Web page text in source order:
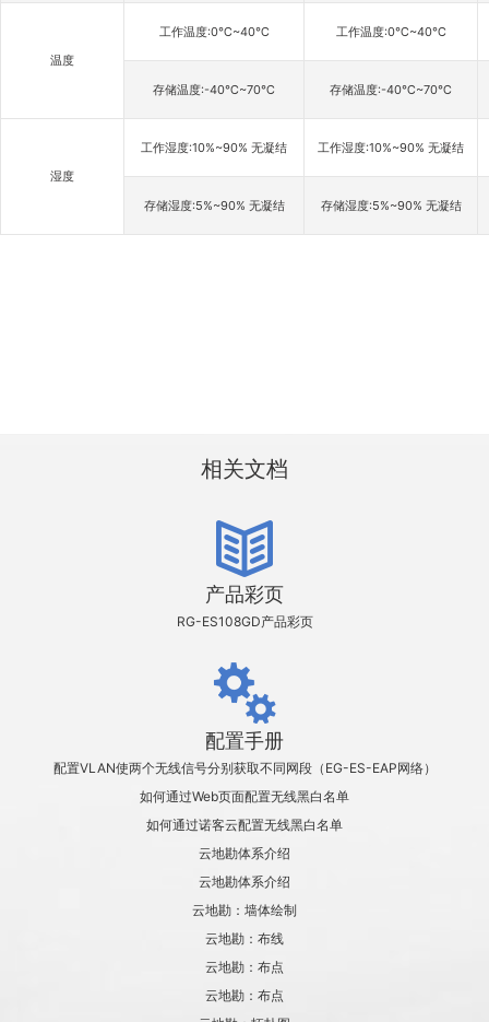
温度
工作温度:0℃~40℃ 工作温度:0℃~40℃
存储温度:-40℃~70℃ 存储温度:-40℃~70℃
湿度
工作湿度:10%~90% 无凝结 工作湿度:10%~90% 无凝结
存储湿度:5%~90% 无凝结 存储湿度:5%~90% 无凝结
相关文档
产品彩页
RG-ES108GD产品彩页
配置手册
配置VLAN使两个无线信号分别获取不同网段（EG-ES-EAP网络）
如何通过Web页面配置无线黑白名单
如何通过诺客云配置无线黑白名单
云地勘体系介绍
云地勘体系介绍
云地勘：墙体绘制
云地勘：布线
云地勘：布点
云地勘：布点